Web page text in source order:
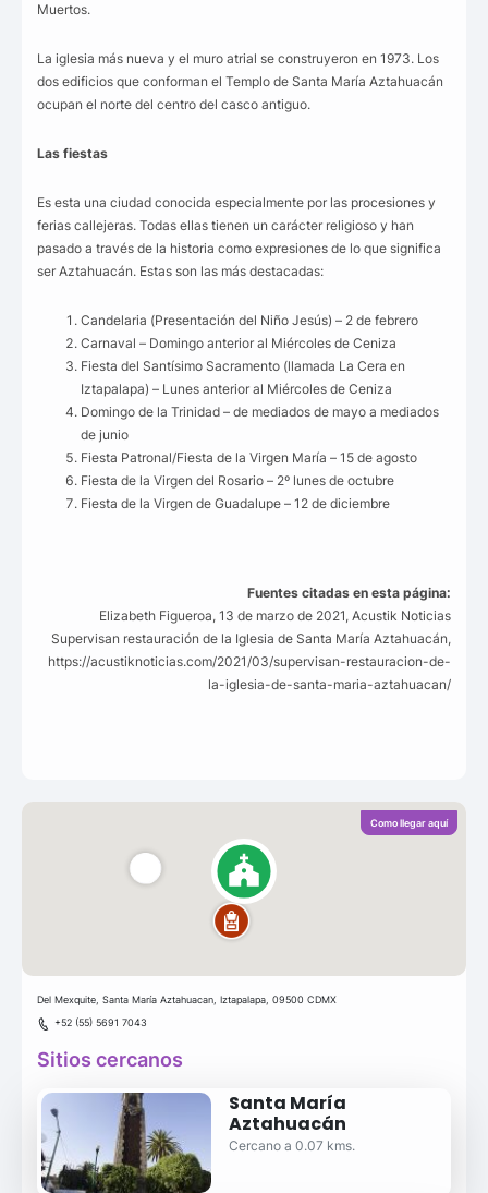
Muertos.
La iglesia más nueva y el muro atrial se construyeron en 1973. Los
dos edificios que conforman el Templo de Santa María Aztahuacán
ocupan el norte del centro del casco antiguo.
Las fiestas
Es esta una ciudad conocida especialmente por las procesiones y
ferias callejeras. Todas ellas tienen un carácter religioso y han
pasado a través de la historia como expresiones de lo que significa
ser Aztahuacán. Estas son las más destacadas:
Candelaria (Presentación del Niño Jesús) – 2 de febrero
Carnaval – Domingo anterior al Miércoles de Ceniza
Fiesta del Santísimo Sacramento (llamada La Cera en
Iztapalapa) – Lunes anterior al Miércoles de Ceniza
Domingo de la Trinidad – de mediados de mayo a mediados
de junio
Fiesta Patronal/Fiesta de la Virgen María – 15 de agosto
Fiesta de la Virgen del Rosario – 2º lunes de octubre
Fiesta de la Virgen de Guadalupe – 12 de diciembre
Fuentes citadas en esta página:
Elizabeth Figueroa, 13 de marzo de 2021, Acustik Noticias
Supervisan restauración de la Iglesia de Santa María Aztahuacán,
https://acustiknoticias.com/2021/03/supervisan-restauracion-de-
la-iglesia-de-santa-maria-aztahuacan/
Como llegar aquí
Del Mexquite, Santa María Aztahuacan, Iztapalapa, 09500 CDMX
+52 (55) 5691 7043
Sitios cercanos
Santa María
Aztahuacán
Cercano a 0.07 kms.